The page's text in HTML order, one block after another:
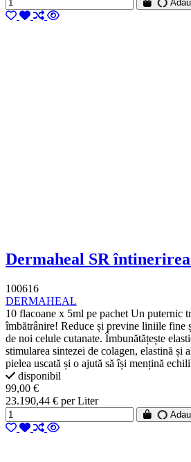
Dermaheal SR
100616
DERMAHEAL
10 flacoane x 5ml pe pachet Un puternic
îmbătrânire! Reduce și previne liniile fine
de noi celule cutanate. Îmbunătățește
stimularea sintezei de colagen, elastină și
pielea uscată și o ajută să își mențină
disponibil
99,00 €
23.190,44 € per Liter